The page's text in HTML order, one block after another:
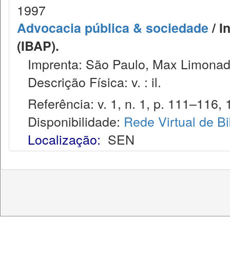
1997
Advocacia pública & sociedade/
(IBAP).
Imprenta: São Paulo, Max
Descrição Física: v. : il.
Referência: v. 1, n. 1, p. 111–116,
Disponibilidade: Rede Virtual de
Localização: SEN